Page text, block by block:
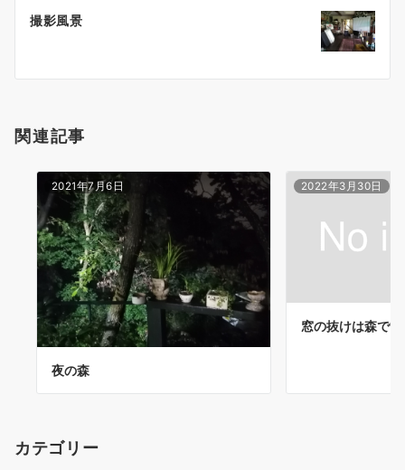
ン
撮影風景
関連記事
2021年7月6日
夜の森
2022年3月30日
窓の抜けは森です
カテゴリー